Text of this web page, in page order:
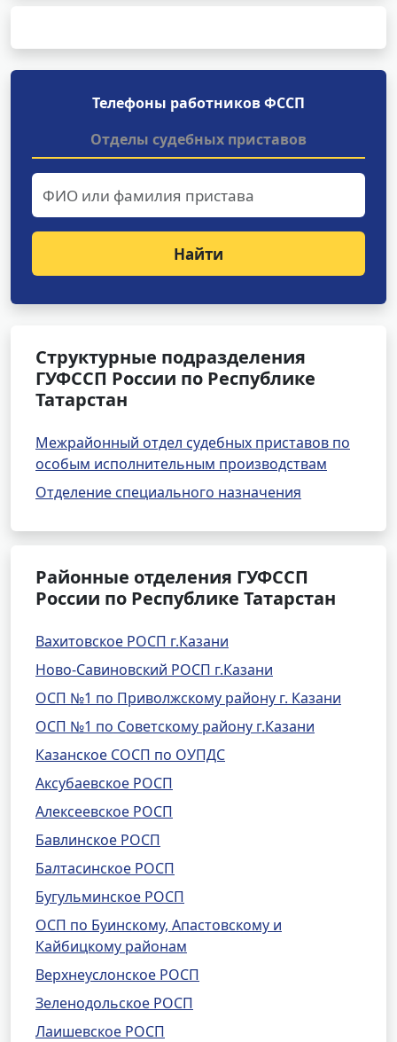
Телефоны работников ФССП
Отделы судебных приставов
Найти
Структурные подразделения
ГУФССП России по Республике
Татарстан
Межрайонный отдел судебных приставов по
особым исполнительным производствам
Отделение специального назначения
Районные отделения ГУФССП
России по Республике Татарстан
Вахитовское РОСП г.Казани
Ново-Савиновский РОСП г.Казани
ОСП №1 по Приволжскому району г. Казани
ОСП №1 по Советскому району г.Казани
Казанское СОСП по ОУПДС
Аксубаевское РОСП
Алексеевское РОСП
Бавлинское РОСП
Балтасинское РОСП
Бугульминское РОСП
ОСП по Буинскому, Апастовскому и
Кайбицкому районам
Верхнеуслонское РОСП
Зеленодольское РОСП
Лаишевское РОСП